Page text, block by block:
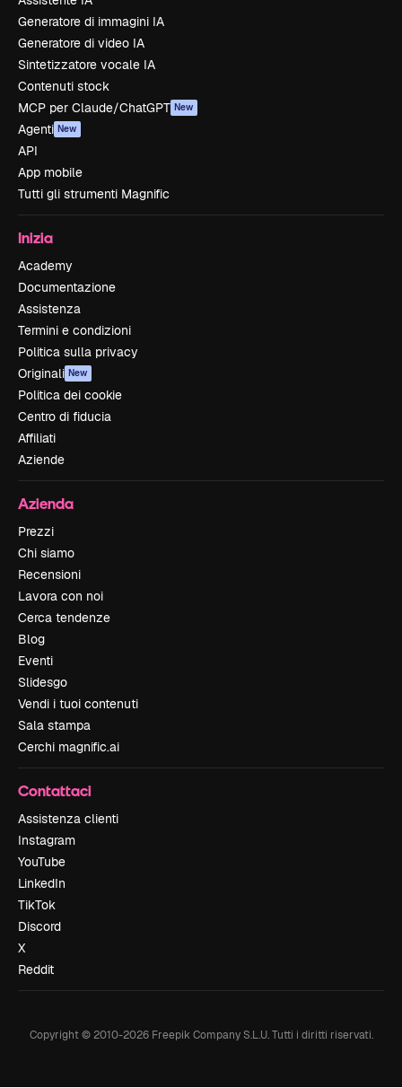
Generatore di immagini IA
Generatore di video IA
Sintetizzatore vocale IA
Contenuti stock
MCP per Claude/ChatGPT New
Agenti New
API
App mobile
Tutti gli strumenti Magnific
Inizia
Academy
Documentazione
Assistenza
Termini e condizioni
Politica sulla privacy
Originali New
Politica dei cookie
Centro di fiducia
Affiliati
Aziende
Azienda
Prezzi
Chi siamo
Recensioni
Lavora con noi
Cerca tendenze
Blog
Eventi
Slidesgo
Vendi i tuoi contenuti
Sala stampa
Cerchi magnific.ai
Contattaci
Assistenza clienti
Instagram
YouTube
LinkedIn
TikTok
Discord
X
Reddit
Copyright © 2010-2026Freepik Company S.L.U. Tutti i diritti riservati.